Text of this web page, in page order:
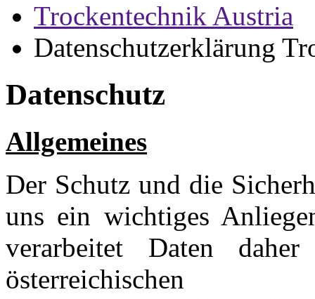
Trockentechnik Austria
Datenschutzerklärung
Datenschutz
Allgemeines
Der Schutz und die
uns ein wichtiges
verarbeitet Daten